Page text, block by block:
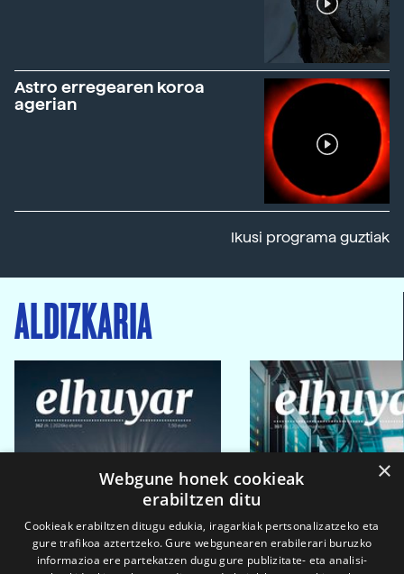
Astro erregearen koroa
agerian
Ikusi programa guztiak
ALDIZKARIA
×
Webgune honek cookieak
erabiltzen ditu
Cookieak erabiltzen ditugu edukia, iragarkiak pertsonalizatzeko eta
gure trafikoa aztertzeko. Gure webgunearen erabilerari buruzko
informazioa ere partekatzen dugu gure publizitate- eta analisi-